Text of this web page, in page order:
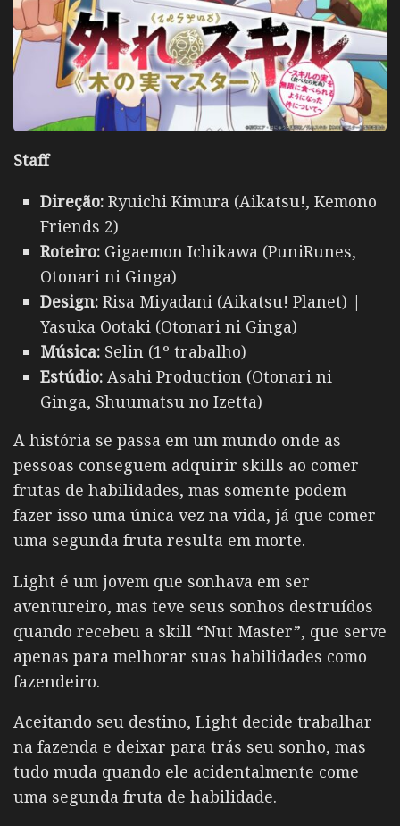
Staff
Direção: Ryuichi Kimura (Aikatsu!, Kemono
Friends 2)
Roteiro: Gigaemon Ichikawa (PuniRunes,
Otonari ni Ginga)
Design: Risa Miyadani (Aikatsu! Planet) |
Yasuka Ootaki (Otonari ni Ginga)
Música: Selin (1º trabalho)
Estúdio: Asahi Production (Otonari ni
Ginga, Shuumatsu no Izetta)
A história se passa em um mundo onde as
pessoas conseguem adquirir skills ao comer
frutas de habilidades, mas somente podem
fazer isso uma única vez na vida, já que comer
uma segunda fruta resulta em morte.
Light é um jovem que sonhava em ser
aventureiro, mas teve seus sonhos destruídos
quando recebeu a skill “Nut Master”, que serve
apenas para melhorar suas habilidades como
fazendeiro.
Aceitando seu destino, Light decide trabalhar
na fazenda e deixar para trás seu sonho, mas
tudo muda quando ele acidentalmente come
uma segunda fruta de habilidade.